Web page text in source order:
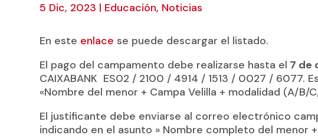
5 Dic, 2023 | Educación, Noticias
En este enlace se puede descargar el listado.
El pago del campamento debe realizarse hasta el 7 de
CAIXABANK ES02 / 2100 / 4914 / 1513 / 0027 / 6077.
«Nombre del menor + Campa Velilla + modalidad (A/B/
El justificante debe enviarse al correo electrónico
indicando en el asunto » Nombre completo del menor +